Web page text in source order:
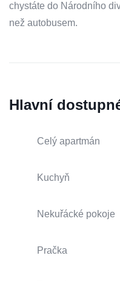
chystáte do Národního
než autobusem.
Hlavní
Celý apartmán
Kuchyň
Nekuřácké pokoje
Pračka